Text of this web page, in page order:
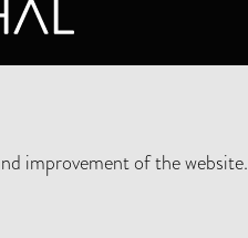
improvement of the website.